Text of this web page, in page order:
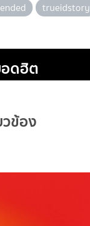
trueidstory
อดฮิต
ข้อง